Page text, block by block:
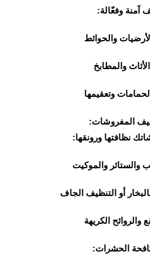
آمنة وفعّالة:
والحوائط
والمطابخ
وتعقيمها
المفروشات:
نظافتها ورونقها:
والستائر والموكيت
أو التنظيف الجاف
والروائح الكريهة
الحشرات: